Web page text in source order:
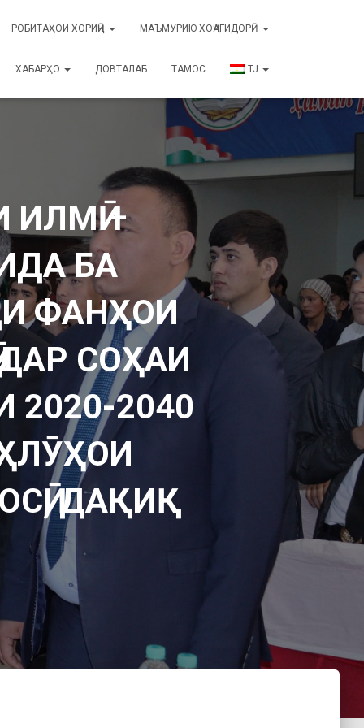
РОБИТАҲОИ ХОРИҶӢ МАЪМУРИЮ ХОҶАГИДОРӢ
ХАБАРҲО ДОВТАЛАБ ТАМОС TJ
–
БА
ФАНҲОИ
СОҲАИ
2040
ДАҚИҚ